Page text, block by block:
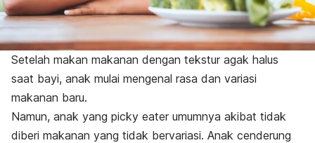
Setelah makan makanan dengan tekstur agak halus
saat bayi, anak mulai mengenal rasa dan variasi
makanan baru.
Namun, anak yang picky eater umumnya akibat tidak
diberi makanan yang tidak bervariasi. Anak cenderung